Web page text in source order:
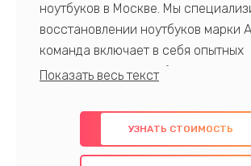
ноутбуков в Москве. Мы
восстановлении ноутбуков марки
команда включает в себя опытных
профессионалов с обширными
предлагаем быстрый и
использованием оригинальных
также гарантируем качество всех
УЗНАТЬ СТОИМОСТЬ